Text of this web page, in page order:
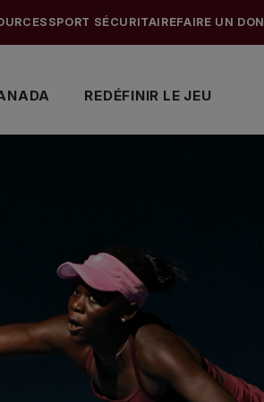
REDÉFINIR LE JEU
SPORT SÉCURITAIREFAIRE UN DON